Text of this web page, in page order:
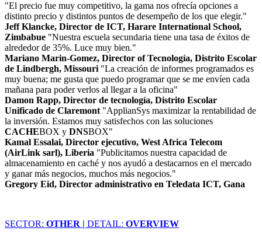
"El precio fue muy competitivo, la gama nos ofrecía opciones a
distinto precio y distintos puntos de desempeño de los que elegir."
Jeff Klancke, Director de ICT, Harare International School,
Zimbabue "Nuestra escuela secundaria tiene una tasa de éxitos de
alrededor de 35%. Luce muy bien."
Mariano Marin-Gomez, Director of Tecnología, Distrito Escolar
de Lindbergh, Missouri "La creación de informes programados es
muy buena; me gusta que puedo programar que se me envíen cada
mañana para poder verlos al llegar a la oficina"
Damon Rapp, Director de tecnología, Distrito Escolar
Unificado de Claremont "ApplianSys maximizar la rentabilidad de
la inversión. Estamos muy satisfechos con las soluciones
CACHEBOX y DNSBOX"
Kamal Essalai, Director ejecutivo, West Africa Telecom
(AirLink sarl), Liberia "Publicitamos nuestra capacidad de
almacenamiento en caché y nos ayudó a destacarnos en el mercado
y ganar más negocios, muchos más negocios."
Gregory Eid, Director administrativo en Teledata ICT, Gana
SECTOR: OTHER | DETAIL: OVERVIEW